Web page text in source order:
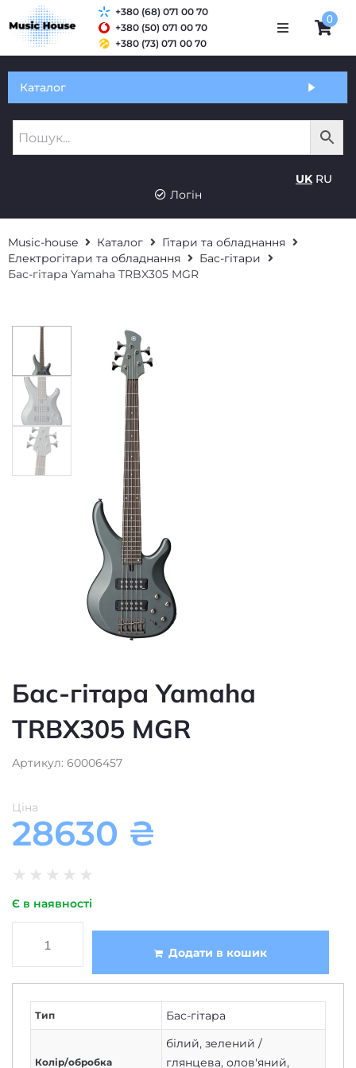
Оплата і доставка
+380 (68) 071 00 70
+380 (50) 071 00 70
+380 (73) 071 00 70
0
Каталог
UK RU
Логін
Music-house Каталог
Гітари та обладнання
Електрогітари та обладнання
Бас-гітари
Бас-гітара Yamaha TRBX305 MGR
Бас-гітара Yamaha
TRBX305 MGR
Артикул: 60006457
Ціна
28630 ₴
★ ★ ★ ★ ★
Є в наявності
Додати в кошик
Тип Бас-гітара
Колір/обробка
білий, зелений /
глянцева, олов'яний,